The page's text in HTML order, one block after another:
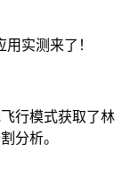
行模式获取了林
分析。